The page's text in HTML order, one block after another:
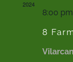
2024
8:00 pm
8